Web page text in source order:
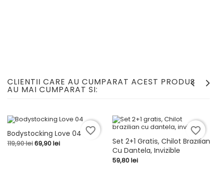
CLIENTII CARE AU CUMPARAT ACEST PRODUS
AU MAI CUMPARAT SI:
Bodystocking Love 04
Pret
119,90 leiPret
69,90 lei
-50,00 LEI
favorite_border
Set 2+1 Gratis, Chilot Brazilian
Cu Dantela, Invizible
Pret
59,80 lei
favorite_border